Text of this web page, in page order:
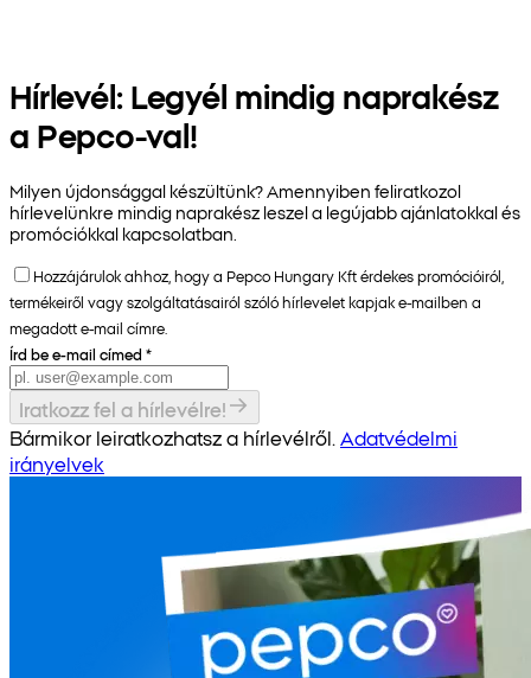
Hírlevél: Legyél mindig naprakész
a Pepco-val!
Milyen újdonsággal készültünk? Amennyiben feliratkozol
hírlevelünkre mindig naprakész leszel a legújabb ajánlatokkal és
promóciókkal kapcsolatban.
Hozzájárulok ahhoz, hogy a Pepco Hungary Kft érdekes promócióiról,
termékeiről vagy szolgáltatásairól szóló hírlevelet kapjak e-mailben a
megadott e-mail címre.
Írd be e-mail címed *
Iratkozz fel a hírlevélre!
Bármikor leiratkozhatsz a hírlevélről. Adatvédelmi
irányelvek